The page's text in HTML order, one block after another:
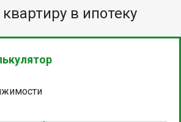
в ипотеку